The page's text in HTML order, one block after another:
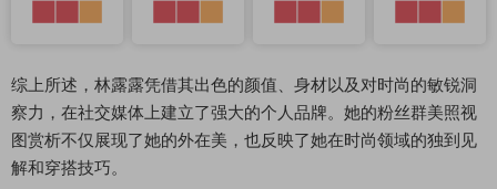
综上所述，林露露凭借其出色的颜值、身材以及对时尚的敏锐洞
察力，在社交媒体上建立了强大的个人品牌。她的粉丝群美照视
图赏析不仅展现了她的外在美，也反映了她在时尚领域的独到见
解和穿搭技巧。